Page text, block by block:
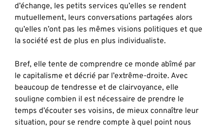
d’échange, les petits services qu’elles se rendent
mutuellement, leurs conversations partagées alors
qu’elles n’ont pas les mêmes visions politiques et que
la société est de plus en plus individualiste.
Bref, elle tente de comprendre ce monde abîmé par
le capitalisme et décrié par l’extrême-droite. Avec
beaucoup de tendresse et de clairvoyance, elle
souligne combien il est nécessaire de prendre le
temps d’écouter ses voisins, de mieux connaître leur
situation, pour se rendre compte à quel point nous